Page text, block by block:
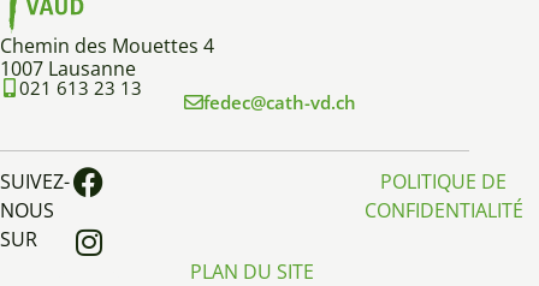
Chemin des Mouettes 4
1007 Lausanne
021 613 23 13
fedec@cath-vd.ch
SUIVEZ-
NOUS
SUR
PLAN DU SITE
POLITIQUE DE
CONFIDENTIALITÉ